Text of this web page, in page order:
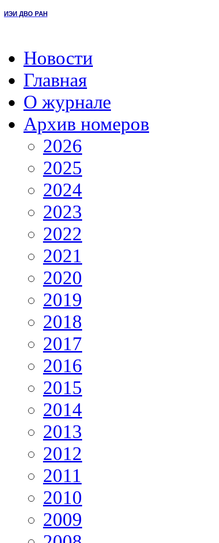
ИЭИ ДВО РАН
Новости
Главная
О журнале
Архив номеров
2026
2025
2024
2023
2022
2021
2020
2019
2018
2017
2016
2015
2014
2013
2012
2011
2010
2009